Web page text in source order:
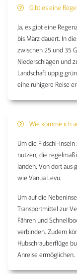
Gibt es eine
Ja, es gibt eine
bis März dauert. In
zwischen 25 und 35
Niederschlägen und
Landschaft üppig
eine ruhigere Reise
Wie komme ich
Um die Fidschi-
nutzen, die
landen. Von dort aus
wie Vanua Levu.
Um auf die
Transportmittel zur
Fähren und
verbinden. Zudem
Hubschrauberflüge
Anreise ermöglichen.